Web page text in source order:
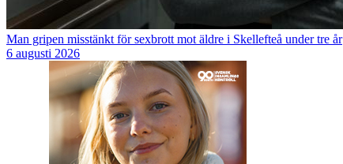
Man gripen misstänkt för sexbrott mot äldre i Skellefteå under tre år
6 augusti 2026